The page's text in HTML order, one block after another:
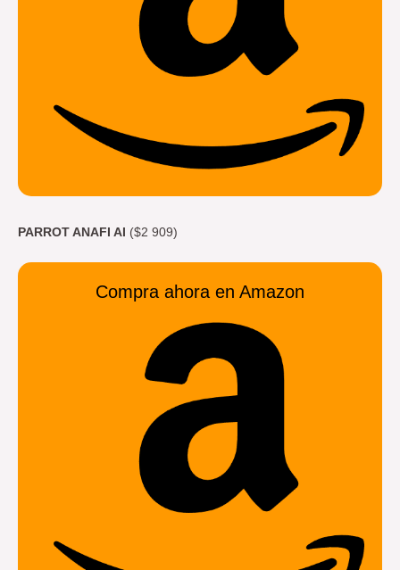
PARROT ANAFI AI ($2 909)
Compra ahora en Amazon